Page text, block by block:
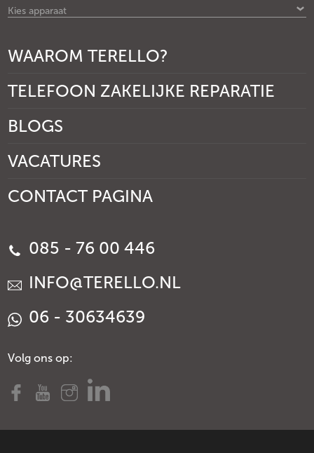
Kies apparaat
WAAROM TERELLO?
TELEFOON ZAKELIJKE REPARATIE
BLOGS
VACATURES
CONTACT PAGINA
085 - 76 00 446
INFO@TERELLO.NL
06 - 30634639
Volg ons op: